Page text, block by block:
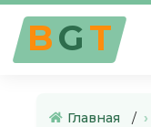
BGT
Главная ›